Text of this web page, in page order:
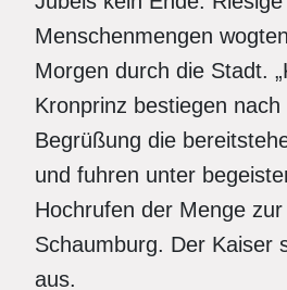
Menschenmengen
Morgen durch die Stadt.
Kronprinz bestiegen nach
Begrüßung die
und fuhren unter
Hochrufen der Menge zur
Schaumburg. Der Kaiser
aus.